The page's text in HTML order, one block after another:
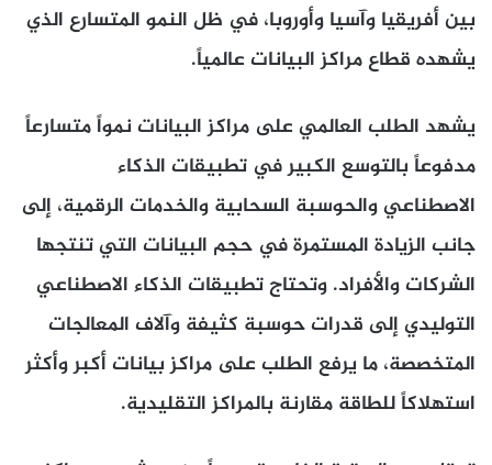
بين أفريقيا وآسيا وأوروبا، في ظل النمو المتسارع الذي
يشهده قطاع مراكز البيانات عالمياً.
يشهد الطلب العالمي على مراكز البيانات نمواً متسارعاً
مدفوعاً بالتوسع الكبير في تطبيقات الذكاء
الاصطناعي والحوسبة السحابية والخدمات الرقمية، إلى
جانب الزيادة المستمرة في حجم البيانات التي تنتجها
الشركات والأفراد. وتحتاج تطبيقات الذكاء الاصطناعي
التوليدي إلى قدرات حوسبة كثيفة وآلاف المعالجات
المتخصصة، ما يرفع الطلب على مراكز بيانات أكبر وأكثر
استهلاكاً للطاقة مقارنة بالمراكز التقليدية.